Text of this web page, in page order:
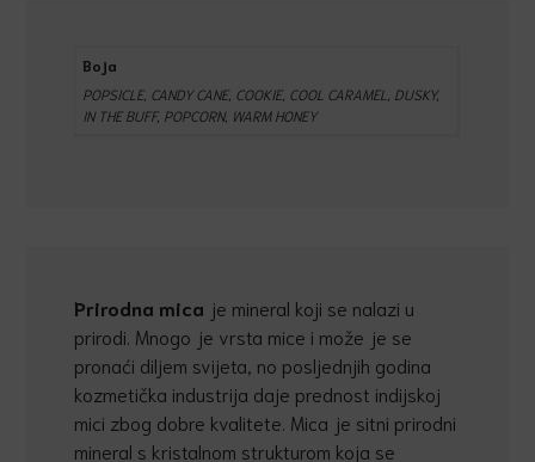
Boja
POPSICLE, CANDY CANE, COOKIE, COOL CARAMEL, DUSKY,
IN THE BUFF, POPCORN, WARM HONEY
Prirodna mica je mineral koji se nalazi u
prirodi. Mnogo je vrsta mice i može je se
pronaći diljem svijeta, no posljednjih godina
kozmetička industrija daje prednost indijskoj
mici zbog dobre kvalitete. Mica je sitni prirodni
mineral s kristalnom strukturom koja se